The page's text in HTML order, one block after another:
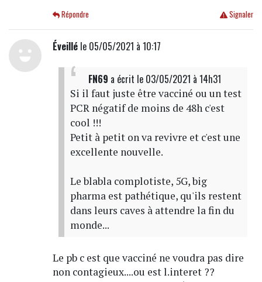
Signaler
Répondre
Éveilléle 05/05/2021 à 10:17
FN69 a écrit le 03/05/2021 à 14h31
Si il faut juste être vacciné ou un test
PCR négatif de moins de 48h c'est
cool !!!
Petit à petit on va revivre et c'est une
excellente nouvelle.
Le blabla complotiste, 5G, big
pharma est pathétique, qu'ils restent
dans leurs caves à attendre la fin du
monde...
Le pb c est que vacciné ne voudra pas dire
non contagieux....ou est l.interet ??